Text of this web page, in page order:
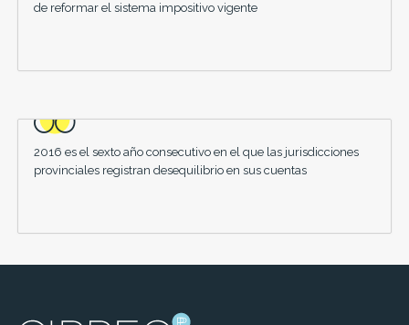
de reformar el sistema impositivo vigente
2016 es el sexto año consecutivo en el que las jurisdicciones
provinciales registran desequilibrio en sus cuentas